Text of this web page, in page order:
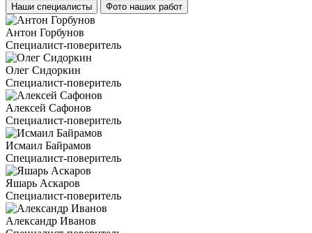
Наши специалисты Фото наших работ
Антон Горбунов
Специалист-поверитель
Олег Сидоркин
Специалист-поверитель
Алексей Сафонов
Специалист-поверитель
Исмаил Байрамов
Специалист-поверитель
Яшарь Аскаров
Специалист-поверитель
Александр Иванов